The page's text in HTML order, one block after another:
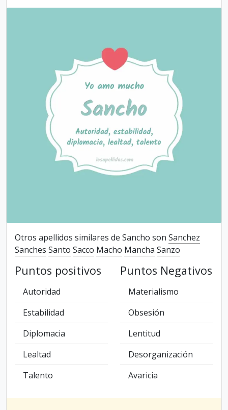
Otros apellidos similares de Sancho son Sanchez
Sanches Santo Sacco Macho Mancha Sanzo
Puntos positivos
Autoridad
Estabilidad
Diplomacia
Lealtad
Talento
Puntos Negativos
Materialismo
Obsesión
Lentitud
Desorganización
Avaricia